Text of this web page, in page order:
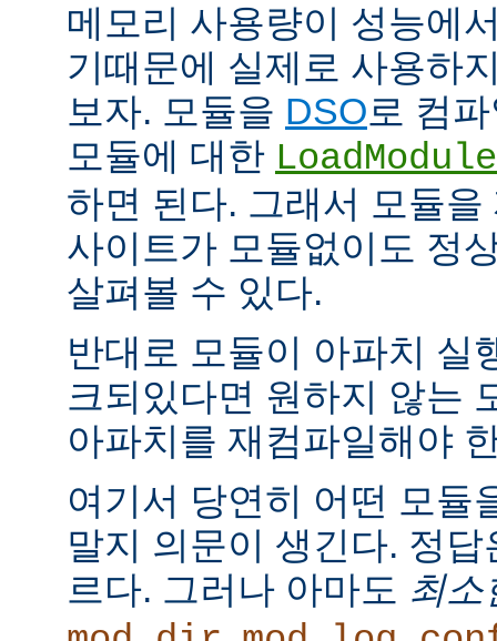
메모리 사용량이 성능에
기때문에 실제로 사용하
보자. 모듈을 DSO로 컴
모듈에 대한 LoadModule
하면 된다. 그래서 모듈
사이트가 모듈없이도 정
살펴볼 수 있다.
반대로 모듈이 아파치 실
크되있다면 원하지 않는
아파치를 재컴파일해야
여기서 당연히 어떤 모듈
말지 의문이 생긴다. 정
르다. 그러나 아마도 최소